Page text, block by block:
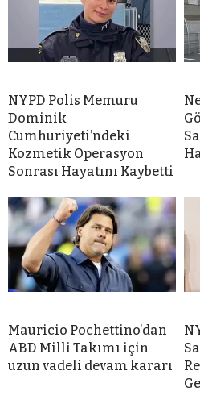
NYPD Polis Memuru
Dominik
Cumhuriyeti’ndeki
Kozmetik Operasyon
Sonrası Hayatını Kaybetti
Mauricio Pochettino’dan
ABD Milli Takımı için
uzun vadeli devam kararı